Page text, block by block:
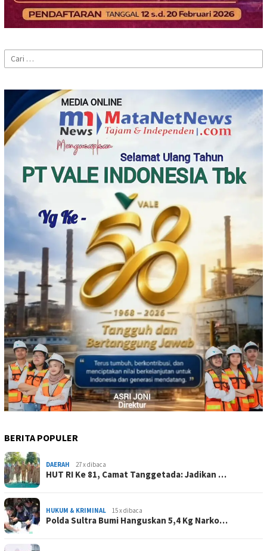
Cari
untuk:
BERITA POPULER
DAERAH 27 x dibaca
HUT RI Ke 81, Camat Tanggetada: Jadikan …
HUKUM & KRIMINAL 15 x dibaca
Polda Sultra Bumi Hanguskan 5,4 Kg Narko…